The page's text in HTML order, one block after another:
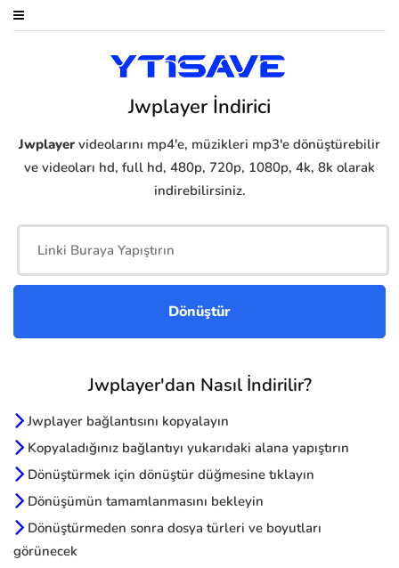
Jwplayer İndirici
Jwplayer videolarını mp4'e, müzikleri mp3'e dönüştürebilir
ve videoları hd, full hd, 480p, 720p, 1080p, 4k, 8k olarak
indirebilirsiniz.
Jwplayer'dan Nasıl İndirilir?
Jwplayer bağlantısını kopyalayın
Kopyaladığınız bağlantıyı yukarıdaki alana yapıştırın
Dönüştürmek için dönüştür düğmesine tıklayın
Dönüşümün tamamlanmasını bekleyin
Dönüştürmeden sonra dosya türleri ve boyutları
görünecek